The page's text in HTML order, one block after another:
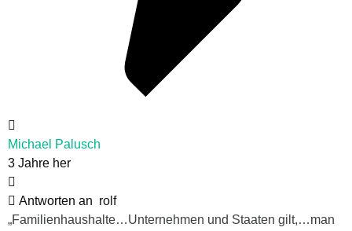
Michael Palusch
3 Jahre her
Antworten an rolf
„Familienhaushalte…Unternehmen und Staaten gilt,…man